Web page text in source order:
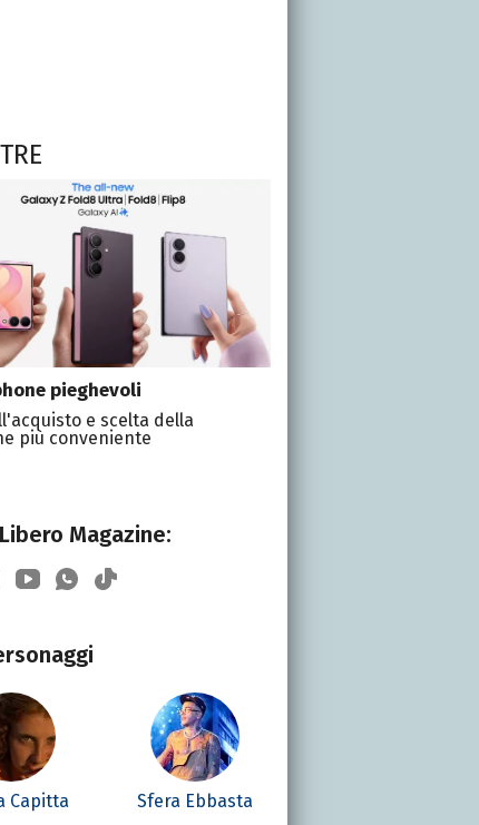
pieghevoli
e scelta della
più conveniente
Magazine:
Capitta Sfera Ebbasta